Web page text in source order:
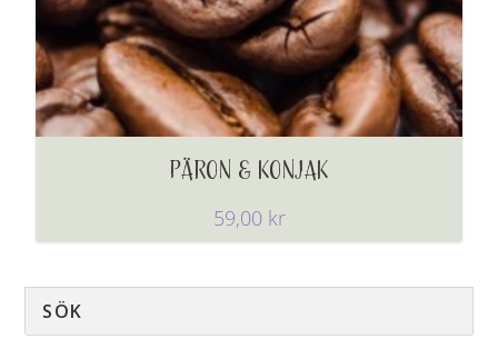
PÄRON & KONJAK
59,00 kr